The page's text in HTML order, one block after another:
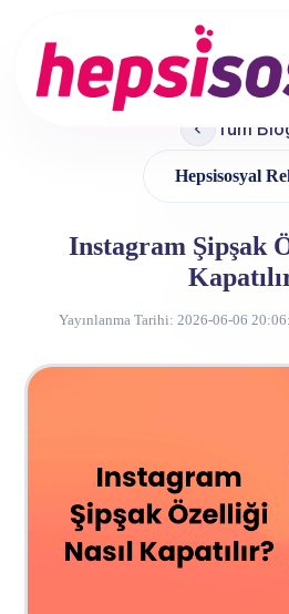
Services
Contact
Tüm
Hepsisosyal
Instagram Şipşak
Yayınlanma Tarihi: 2026-06-06